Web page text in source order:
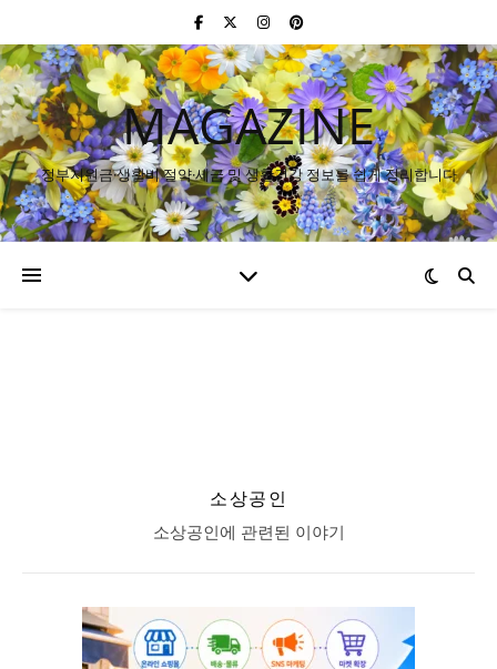
MAGAZINE
정부지원금·생활비 절약·세금 및 생활건강 정보를 쉽게 정리합니다
소상공인
소상공인에 관련된 이야기